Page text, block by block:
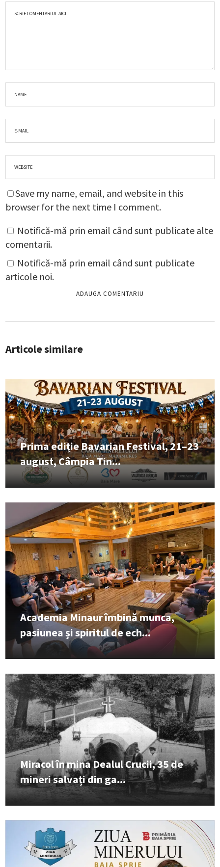
Save my name, email, and website in this
browser for the next time I comment.
Notifică-mă prin email când sunt publicate alte
comentarii.
Notifică-mă prin email când sunt publicate
articole noi.
Articole similare
Prima ediție Bavarian Festival, 21–23
august, Câmpia Tin...
Academia Minaur îmbină munca,
pasiunea și spiritul de ech...
Miracol în mina Dealul Crucii, 35 de
mineri salvați din ga...